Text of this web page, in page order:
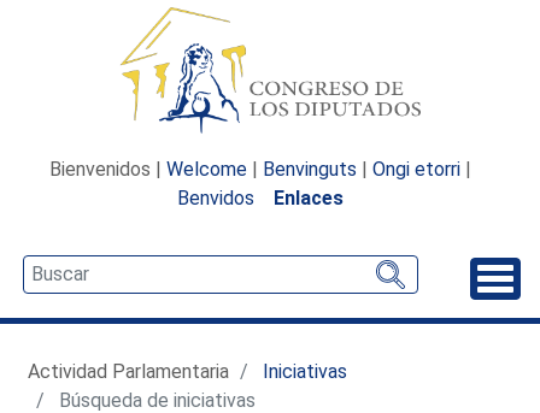
Bienvenidos | Welcome | Benvinguts | Ongi etorri |
Benvidos
Enlaces
Actividad Parlamentaria
Iniciativas
Búsqueda de iniciativas